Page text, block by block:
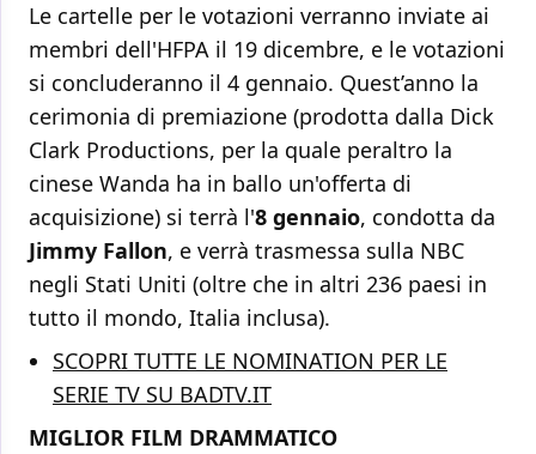
Le cartelle per le votazioni verranno inviate ai
membri dell'HFPA il 19 dicembre, e le votazioni
si concluderanno il 4 gennaio. Quest’anno la
cerimonia di premiazione (prodotta dalla Dick
Clark Productions, per la quale peraltro la
cinese Wanda ha in ballo un'offerta di
acquisizione) si terrà l'8 gennaio, condotta da
Jimmy Fallon, e verrà trasmessa sulla NBC
negli Stati Uniti (oltre che in altri 236 paesi in
tutto il mondo, Italia inclusa).
SCOPRI TUTTE LE NOMINATION PER LE
SERIE TV SU BADTV.IT
MIGLIOR FILM DRAMMATICO